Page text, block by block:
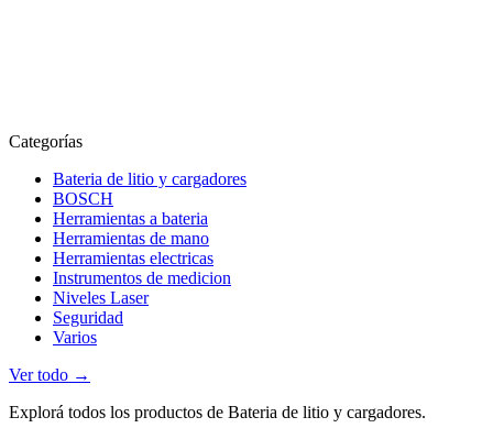
Categorías
Bateria de litio y cargadores
BOSCH
Herramientas a bateria
Herramientas de mano
Herramientas electricas
Instrumentos de medicion
Niveles Laser
Seguridad
Varios
Ver todo →
Explorá todos los productos de Bateria de litio y cargadores.